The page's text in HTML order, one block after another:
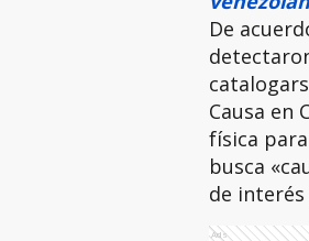
De
Causa en
física
busca
de
Ads